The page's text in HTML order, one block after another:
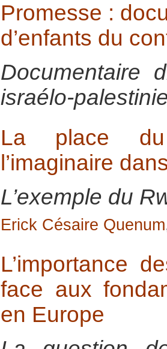
Promesse :
d’enfants du
Documentaire
israélo-
La place
l’imaginaire
L’exemple du
Erick Césaire Quenum
L’importance
face aux
en Europe